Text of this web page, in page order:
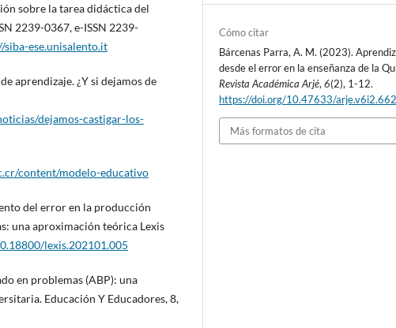
sobre la tarea didáctica del
2239-0367, e-ISSN 2239-
siba-ese.unisalento.it
aprendizaje. ¿Y si dejamos de
dejamos-castigar-los-
content/modelo-educativo
del error en la producción
una aproximación teórica Lexis
lexis.202101.005
en problemas (ABP): una
Educación Y Educadores, 8,
Cómo citar
Bárcenas Parra, A. M. (2023).
desde el error en la enseñanza de la
Revista Académica Arjé,6(2), 1-12.
https://doi.org/10.47633/arje.v6i2.662
Más formatos de cita